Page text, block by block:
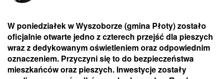
W poniedziałek w Wyszoborze (gmina Płoty) zostało
oficjalnie otwarte jedno z czterech przejść dla pieszych
wraz z dedykowanym oświetleniem oraz odpowiednim
oznaczeniem. Przyczyni się to do bezpieczeństwa
mieszkańców oraz pieszych. Inwestycje zostały